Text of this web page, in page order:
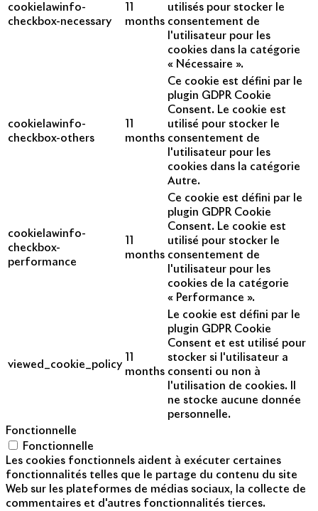
cookielawinfo-
checkbox-necessary
months
utilisés pour stocker le
consentement de
l'utilisateur pour les
cookies dans la catégorie
« Nécessaire ».
cookielawinfo-
checkbox-others
months
Ce cookie est défini par le
plugin GDPR Cookie
Consent. Le cookie est
utilisé pour stocker le
consentement de
l'utilisateur pour les
cookies dans la catégorie
Autre.
cookielawinfo-
checkbox-
performance
months
Ce cookie est défini par le
plugin GDPR Cookie
Consent. Le cookie est
utilisé pour stocker le
consentement de
l'utilisateur pour les
cookies de la catégorie
« Performance ».
viewed_cookie_policy
months
Le cookie est défini par le
plugin GDPR Cookie
Consent et est utilisé pour
stocker si l'utilisateur a
consenti ou non à
l'utilisation de cookies. Il
ne stocke aucune donnée
personnelle.
Fonctionnelle
Fonctionnelle
Les cookies fonctionnels aident à exécuter certaines
fonctionnalités telles que le partage du contenu du site
Web sur les plateformes de médias sociaux, la collecte de
commentaires et d'autres fonctionnalités tierces.